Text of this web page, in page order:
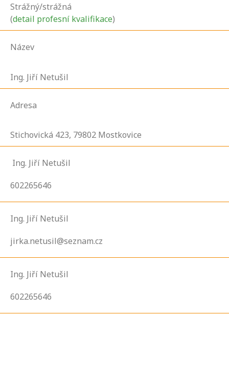
Strážný/strážná
(detail profesní kvalifikace)
Název
Ing. Jiří Netušil
Adresa
Stichovická 423, 79802 Mostkovice
Ing. Jiří Netušil
602265646
Ing. Jiří Netušil
jirka.netusil@seznam.cz
Ing. Jiří Netušil
602265646